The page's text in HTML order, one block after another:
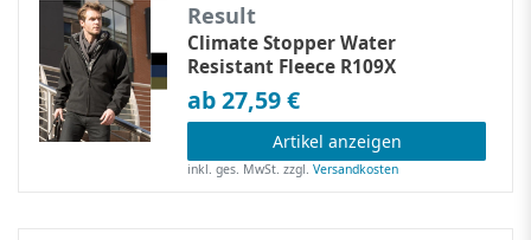
Result
Climate Stopper Water
Resistant Fleece R109X
ab 27,59 €
Artikel anzeigen
inkl. ges. MwSt. zzgl.Versandkosten